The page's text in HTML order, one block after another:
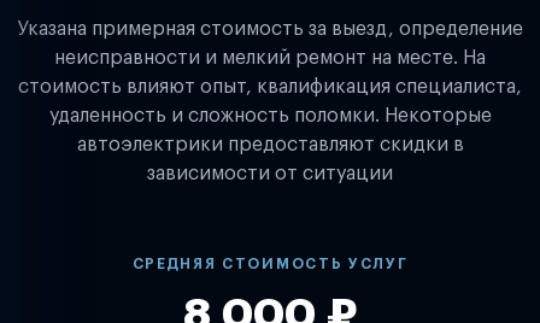
Указана примерная стоимость за выезд, определение
неисправности и мелкий ремонт на месте. На
стоимость влияют опыт, квалификация специалиста,
удаленность и сложность поломки. Некоторые
автоэлектрики предоставляют скидки в
зависимости от ситуации
СРЕДНЯЯ СТОИМОСТЬ УСЛУГ